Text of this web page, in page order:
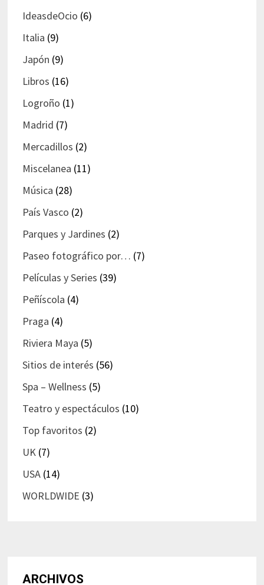
IdeasdeOcio (6)
Italia (9)
Japón (9)
Libros (16)
Logroño (1)
Madrid (7)
Mercadillos (2)
Miscelanea (11)
Música (28)
País Vasco (2)
Parques y Jardines (2)
Paseo fotográfico por… (7)
Películas y Series (39)
Peñíscola (4)
Praga (4)
Riviera Maya (5)
Sitios de interés (56)
Spa – Wellness (5)
Teatro y espectáculos (10)
Top favoritos (2)
UK(7)
USA(14)
WORLDWIDE (3)
ARCHIVOS